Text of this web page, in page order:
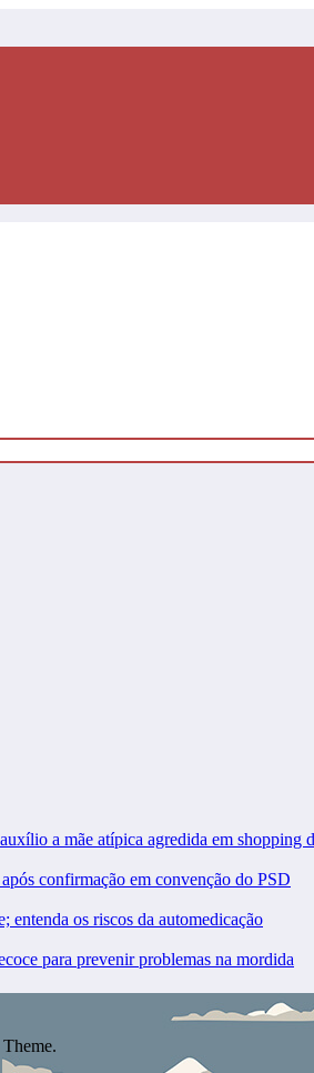
a mãe atípica agredida em shopping
confirmação em convenção do PSD
entenda os riscos da automedicação
para prevenir problemas na mordida